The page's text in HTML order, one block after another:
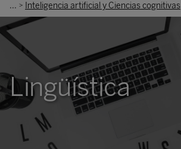
... > Inteligencia artificial y Ciencias cognitivas
Lingüística